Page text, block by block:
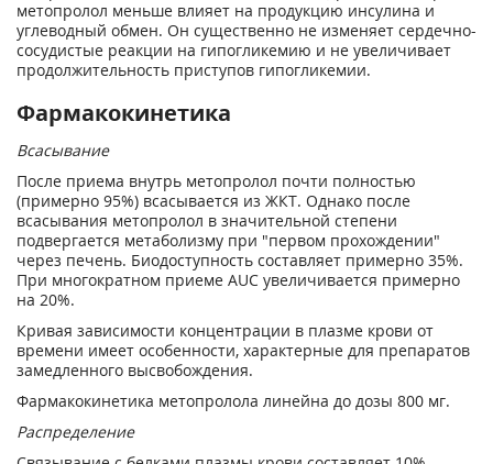
метопролол меньше влияет на продукцию инсулина и
углеводный обмен. Он существенно не изменяет сердечно-
сосудистые реакции на гипогликемию и не увеличивает
продолжительность приступов гипогликемии.
Фармакокинетика
Всасывание
После приема внутрь метопролол почти полностью
(примерно 95%) всасывается из ЖКТ. Однако после
всасывания метопролол в значительной степени
подвергается метаболизму при "первом прохождении"
через печень. Биодоступность составляет примерно 35%.
При многократном приеме AUC увеличивается примерно
на 20%.
Кривая зависимости концентрации в плазме крови от
времени имеет особенности, характерные для препаратов
замедленного высвобождения.
Фармакокинетика метопролола линейна до дозы 800 мг.
Распределение